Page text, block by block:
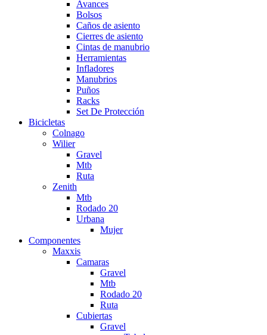
Avances
Bolsos
Caños de asiento
Cierres de asiento
Cintas de manubrio
Herramientas
Infladores
Manubrios
Puños
Racks
Set De Protección
Bicicletas
Colnago
Wilier
Gravel
Mtb
Ruta
Zenith
Mtb
Rodado 20
Urbana
Mujer
Componentes
Maxxis
Camaras
Gravel
Mtb
Rodado 20
Ruta
Cubiertas
Gravel